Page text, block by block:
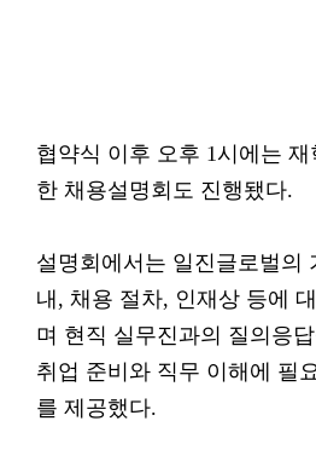
협약식 이후 오후 1시에는
한 채용설명회도 진행됐다.
설명회에서는 일진글로벌의
내, 채용 절차, 인재상 등에
며 현직 실무진과의 질의응
취업 준비와 직무 이해에 필
를 제공했다.